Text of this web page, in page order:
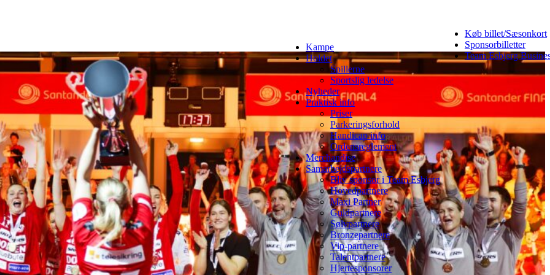
Køb billet/Sæsonkort
Sponsorbilletter
Team Esbjerg
Kampe
Holdet
Spillerne
Sportslig ledelse
Nyheder
Praktisk info
Priser
Parkeringsforhold
Handicap info
Ordensreglement
Merchandise
Samarbejdspartnere
Bliv sponsor i Team Esbjerg
Hovedpartnere
Maxi Partner
Guldpartnere
Sølvpartnere
Bronzepartnere
Vip-partnere
Talentpartnere
Hjertesponsorer